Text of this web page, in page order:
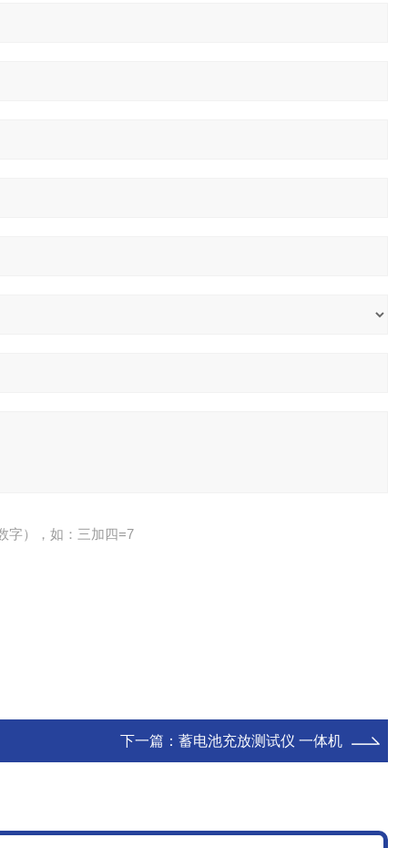
字），如：三加四=7
下一篇： 蓄电池充放测试仪 一体机